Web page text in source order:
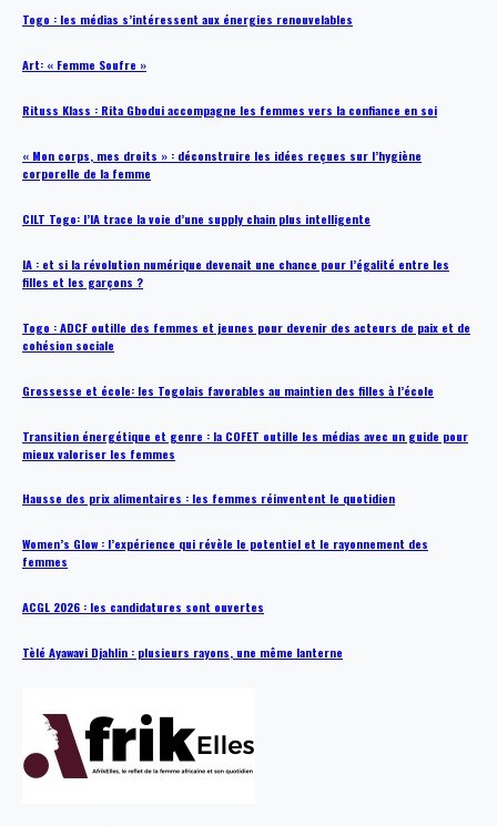
Togo : les médias s’intéressent aux énergies renouvelables
Art: « Femme Soufre »
Rituss Klass : Rita Gbodui accompagne les femmes vers la confiance en soi
« Mon corps, mes droits » : déconstruire les idées reçues sur l’hygiène
corporelle de la femme
CILT Togo: l’IA trace la voie d’une supply chain plus intelligente
IA : et si la révolution numérique devenait une chance pour l’égalité entre les
filles et les garçons ?
Togo : ADCF outille des femmes et jeunes pour devenir des acteurs de paix et de
cohésion sociale
Grossesse et école: les Togolais favorables au maintien des filles à l’école
Transition énergétique et genre : la COFET outille les médias avec un guide pour
mieux valoriser les femmes
Hausse des prix alimentaires : les femmes réinventent le quotidien
Women’s Glow : l’expérience qui révèle le potentiel et le rayonnement des
femmes
ACGL 2026 : les candidatures sont ouvertes
Tèlé Ayawavi Djahlin : plusieurs rayons, une même lanterne